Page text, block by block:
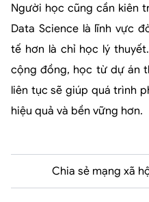
Người học cũng cần kiên
Data Science là lĩnh vực
tế hơn là chỉ học lý
cộng đồng, học từ dự án
liên tục sẽ giúp quá trình
hiệu quả và bền vững hơn.
Chia sẻ mạng xã